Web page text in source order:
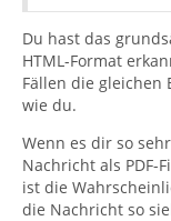
Du hast das
HTML-Format
Fällen die gleichen
wie du.
Wenn es dir so
Nachricht als PDF-
ist die
die Nachricht so